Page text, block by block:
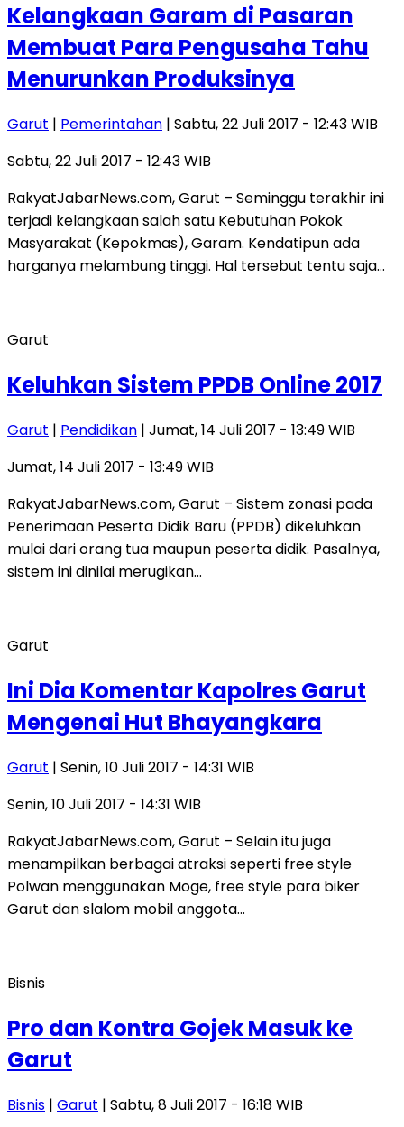
Kelangkaan Garam di Pasaran
Membuat Para Pengusaha Tahu
Menurunkan Produksinya
Garut | Pemerintahan | Sabtu, 22 Juli 2017 - 12:43 WIB
Sabtu, 22 Juli 2017 - 12:43 WIB
RakyatJabarNews.com, Garut – Seminggu terakhir ini
terjadi kelangkaan salah satu Kebutuhan Pokok
Masyarakat (Kepokmas), Garam. Kendatipun ada
harganya melambung tinggi. Hal tersebut tentu saja…
Garut
Keluhkan Sistem PPDB Online 2017
Garut | Pendidikan | Jumat, 14 Juli 2017 - 13:49 WIB
Jumat, 14 Juli 2017 - 13:49 WIB
RakyatJabarNews.com, Garut – Sistem zonasi pada
Penerimaan Peserta Didik Baru (PPDB) dikeluhkan
mulai dari orang tua maupun peserta didik. Pasalnya,
sistem ini dinilai merugikan…
Garut
Ini Dia Komentar Kapolres Garut
Mengenai Hut Bhayangkara
Garut | Senin, 10 Juli 2017 - 14:31 WIB
Senin, 10 Juli 2017 - 14:31 WIB
RakyatJabarNews.com, Garut – Selain itu juga
menampilkan berbagai atraksi seperti free style
Polwan menggunakan Moge, free style para biker
Garut dan slalom mobil anggota…
Bisnis
Pro dan Kontra Gojek Masuk ke
Garut
Bisnis | Garut | Sabtu, 8 Juli 2017 - 16:18 WIB